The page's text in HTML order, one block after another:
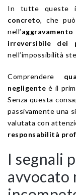
In tutte queste
concreto, che
nell’
irreversibile dei
nell’impossibilità
Comprendere
negligente è il
Senza questa
passivamente una
valutata con
responsabilità
I segnali
avvocato